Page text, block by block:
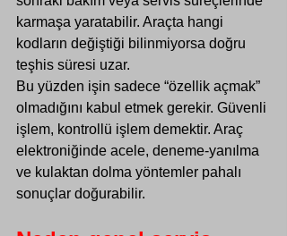
karmaşa yaratabilir. Araçta hangi
kodların değiştiği bilinmiyorsa doğru
teşhis süresi uzar.
Bu yüzden işin sadece “özellik açmak”
olmadığını kabul etmek gerekir. Güvenli
işlem, kontrollü işlem demektir. Araç
elektroniğinde acele, deneme-yanılma
ve kulaktan dolma yöntemler pahalı
sonuçlar doğurabilir.